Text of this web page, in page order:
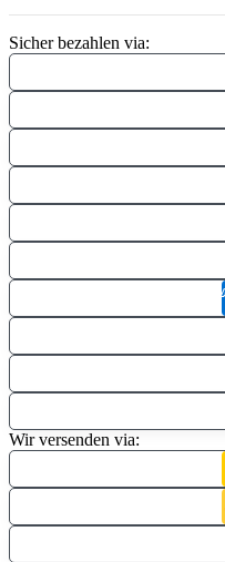
Sicher bezahlen via:
Wir versenden via: